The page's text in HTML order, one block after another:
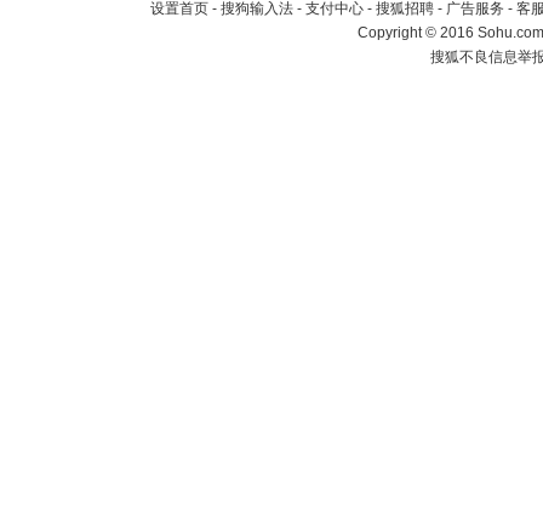
设置首页 - 搜狗输入法 - 支付中心 - 搜狐招聘 - 广告服务 - 客
Copyright©2016
搜狐不良信息举